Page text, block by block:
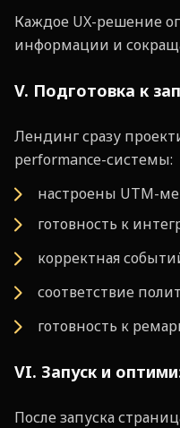
Каждое UX-решение
информации и
V. Подготовка к
Лендинг сразу
performance-системы:
настроены UTM-
готовность к
корректная
соответствие
готовность к
VI. Запуск и
После запуска